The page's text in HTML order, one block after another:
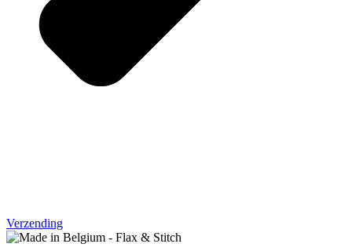
Verzending